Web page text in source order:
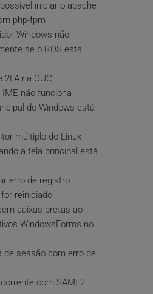
iniciar o apache
php-fpm
Windows não
se o RDS está
2FA na OUC
IME não funciona
do Windows está
múltiplo do Linux
a tela principal está
erro de registro
reiniciado
caixas pretas ao
WindowsForms no
de sessão com erro de
com SAML2